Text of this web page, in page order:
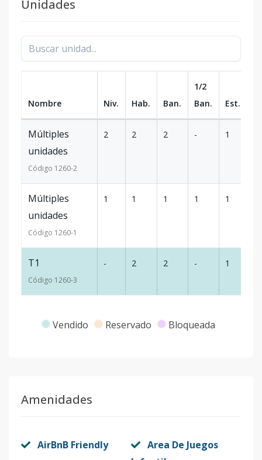
Unidades
Nombre Niv. Hab. Ban.
1/2
Ban.
Est.
Múltiples
unidades
Código 1260-2
2 2 2 - 1
Múltiples
unidades
Código 1260-1
1 1 1 1 1
T1
Código 1260-3
- 2 2 - 1
Vendido Reservado Bloqueada
Amenidades
AirBnB Friendly
Area De Juegos